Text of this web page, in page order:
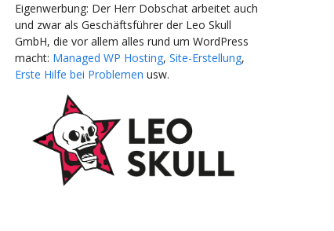
Eigenwerbung: Der Herr Dobschat arbeitet auch
und zwar als Geschäftsführer der Leo Skull
GmbH, die vor allem alles rund um WordPress
macht: Managed WP Hosting, Site-Erstellung,
Erste Hilfe bei Problemen usw.